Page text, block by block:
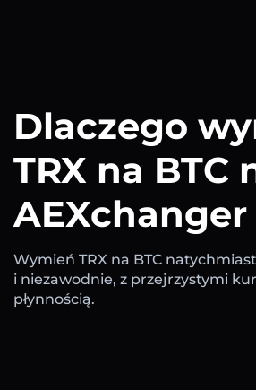
Dlaczego
TRX na BTC
AEXchanger
Wymień TRX na BTC
i niezawodnie, z przejrzystymi
płynnością.